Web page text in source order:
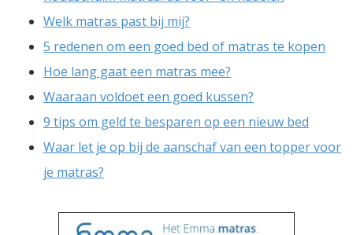
Welk matras past bij mij?
5 redenen om een goed bed of matras te kopen
Hoe lang gaat een matras mee?
Waaraan voldoet een goed kussen?
9 tips om geld te besparen op een nieuw bed
Waar let je op bij de aanschaf van een topper voor
je matras?